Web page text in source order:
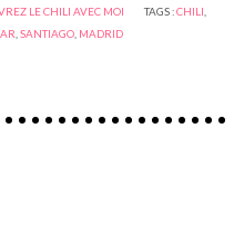
LE CHILI AVEC MOI TAGS :CHILI
,SANTIAGO MADRID